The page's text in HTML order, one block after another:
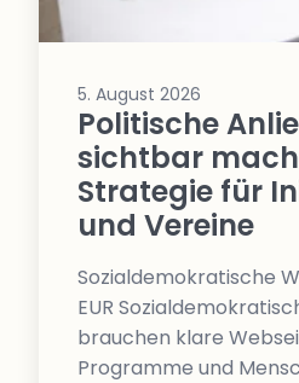
5. August 2026
Politische
sichtbar
Strategie für
und Vereine
Sozialdemokratische
EUR
brauchen klare
Programme und